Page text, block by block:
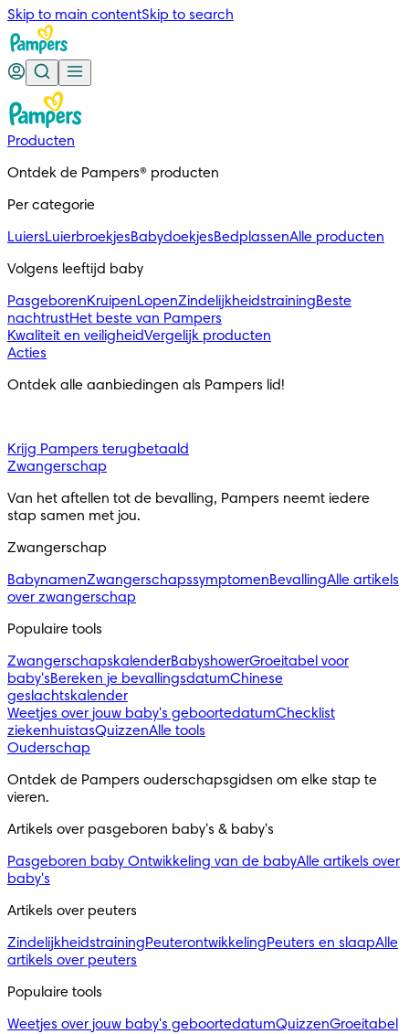
Skip to main contentSkip to search
Producten
Ontdek de Pampers® producten
Per categorie
LuiersLuierbroekjesBabydoekjesBedplassenAlle producten
Volgens leeftijd baby
PasgeborenKruipenLopenZindelijkheidstrainingBeste
nachtrustHet beste van Pampers
Kwaliteit en veiligheidVergelijk producten
Acties
Ontdek alle aanbiedingen als Pampers lid!
Krijg Pampers terugbetaald
Zwangerschap
Van het aftellen tot de bevalling, Pampers neemt iedere
stap samen met jou.
Zwangerschap
BabynamenZwangerschapssymptomenBevallingAlle artikels
over zwangerschap
Populaire tools
ZwangerschapskalenderBabyshowerGroeitabel voor
baby'sBereken je bevallingsdatumChinese
geslachtskalender
Weetjes over jouw baby's geboortedatumChecklist
ziekenhuistasQuizzenAlle tools
Ouderschap
Ontdek de Pampers ouderschapsgidsen om elke stap te
vieren.
Artikels over pasgeboren baby's & baby's
Pasgeboren baby Ontwikkeling van de babyAlle artikels over
baby's
Artikels over peuters
ZindelijkheidstrainingPeuterontwikkelingPeuters en slaapAlle
artikels over peuters
Populaire tools
Weetjes over jouw baby's geboortedatumQuizzenGroeitabel